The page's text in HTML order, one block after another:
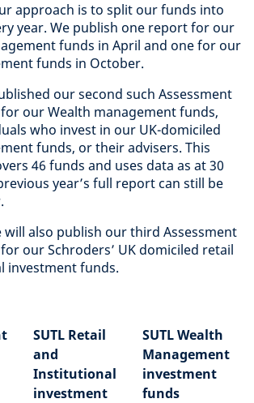
approach is to split our funds into
year. We publish one report for our
funds in April and one for our
funds in October.
our second such Assessment
our Wealth management funds,
who invest in our UK-domiciled
funds, or their advisers. This
46 funds and uses data as at 30
year’s full report can still be
will also publish our third Assessment
our Schroders’ UK domiciled retail
investment funds.
SUTL Retail
and
Institutional
investment
SUTL Wealth
Management
investment
funds